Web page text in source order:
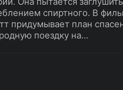
спиртного. В
придумывает план
поездку на...